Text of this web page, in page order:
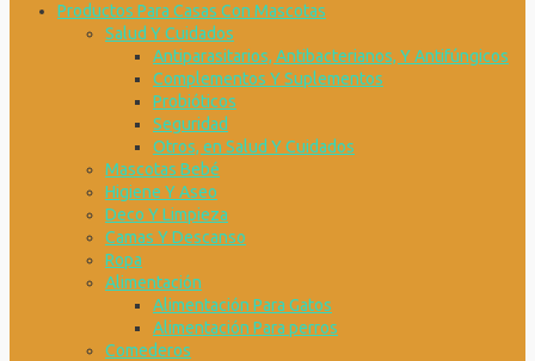
Productos Para Casas Con Mascotas
Salud Y Cuidados
Antiparasitarios, Antibacterianos, Y Antifúngicos
Complementos Y Suplementos
Probióticos
Seguridad
Otros, en Salud Y Cuidados
Mascotas Bebé
Higiene Y Aseo
Deco Y Limpieza
Camas Y Descanso
Ropa
Alimentación
Alimentación Para Gatos
Alimentación Para perros
Comederos